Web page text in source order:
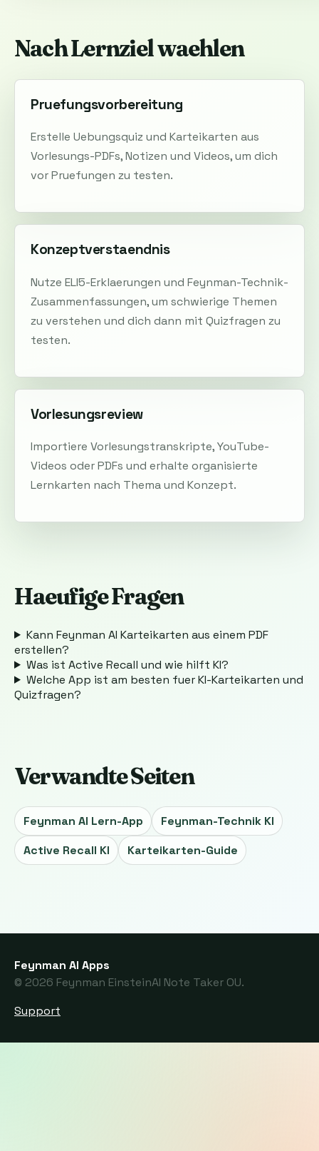
Nach Lernziel waehlen
Pruefungsvorbereitung
Erstelle Uebungsquiz und Karteikarten aus
Vorlesungs-PDFs, Notizen und Videos, um dich
vor Pruefungen zu testen.
Konzeptverstaendnis
Nutze ELI5-Erklaerungen und Feynman-Technik-
Zusammenfassungen, um schwierige Themen
zu verstehen und dich dann mit Quizfragen zu
testen.
Vorlesungsreview
Importiere Vorlesungstranskripte, YouTube-
Videos oder PDFs und erhalte organisierte
Lernkarten nach Thema und Konzept.
Haeufige Fragen
Kann Feynman AI Karteikarten aus einem PDF
erstellen?
Was ist Active Recall und wie hilft KI?
Welche App ist am besten fuer KI-Karteikarten und
Quizfragen?
Verwandte Seiten
Feynman AI Lern-App
Feynman-Technik KI
Active Recall KI
Karteikarten-Guide
Feynman AI Apps
© 2026 Feynman EinsteinAI Note Taker OU.
Support